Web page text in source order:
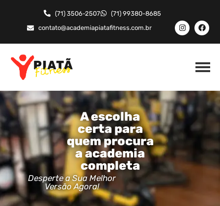
(71) 3506-2507
(71) 99380-8685
contato@academiapiatafitness.com.br
A escolha
certa para
quem procura
a academia
completa
Desperte a Sua Melhor
Versão Agora!